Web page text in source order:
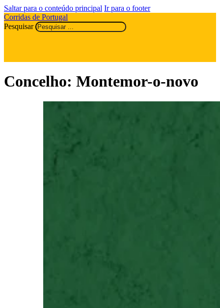
Saltar para o conteúdo principal Ir para o footer
Corridas de Portugal
Pesquisar
Concelho: Montemor-o-novo